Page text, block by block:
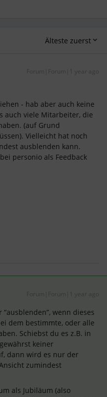
Älteste zuerst
Forum|Forum|1 year ago
- hab aber auch keine
auch viele Mitarbeiter, die
(auf Grund
Vielleicht hat noch
ausblenden kann.
personio als Feedback
wenn dieses
dem bestimmte, oder alle
Schiebst du es z.B. in
keiner
dann wird es nur der
zumindest
als Jubiläum (also